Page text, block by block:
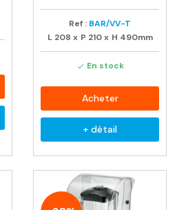
Ref : BAR/VV-T
L 208 x P 210 x H 490mm
 En stock
Acheter
+ détail